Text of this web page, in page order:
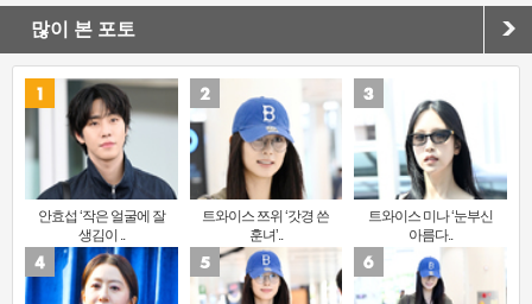
많이 본 포토
안효섭 ‘작은 얼굴에 잘
생김이 ..
트와이스 쯔위 ‘갓경 쓴
훈녀’..
트와이스 미나 ‘눈부신
아름다..